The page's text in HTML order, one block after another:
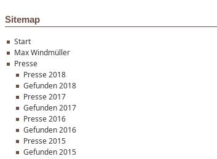
Sitemap
Start
Max Windmüller
Presse
Presse 2018
Gefunden 2018
Presse 2017
Gefunden 2017
Presse 2016
Gefunden 2016
Presse 2015
Gefunden 2015